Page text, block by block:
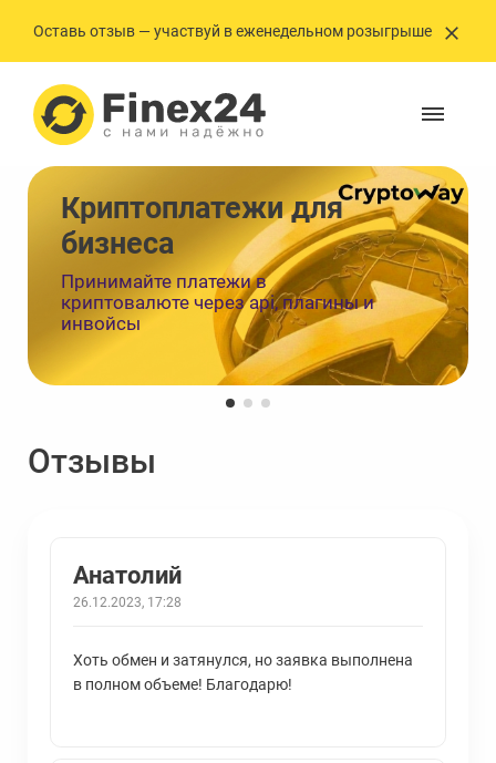
Оставь отзыв — участвуй в еженедельном розыгрыше
Криптоплатежи ㅤㅤㅤㅤㅤㅤдля
бизнеса
Принимайте платежи в
криптовалюте через api, плагины и
инвойсы
Отзывы
Анатолий
26.12.2023, 17:28
Хоть обмен и затянулся, но заявка выполнена
в полном объеме! Благодарю!